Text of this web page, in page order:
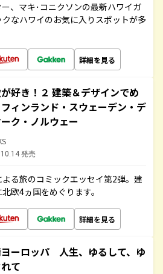
、マキ･コニクソンの最新ハワイガ
なハワイのお気に入りスポットが多
詳細を見る
好き！２ 建築＆デザインでめ
ィンランド・スウェーデン・デ
ク・ノルウェー
発売
る旅のコミックエッセイ第2弾。建
欧4ヵ国をめぐります。
詳細を見る
ーロッパ 人生、ゆるして、ゆ
て